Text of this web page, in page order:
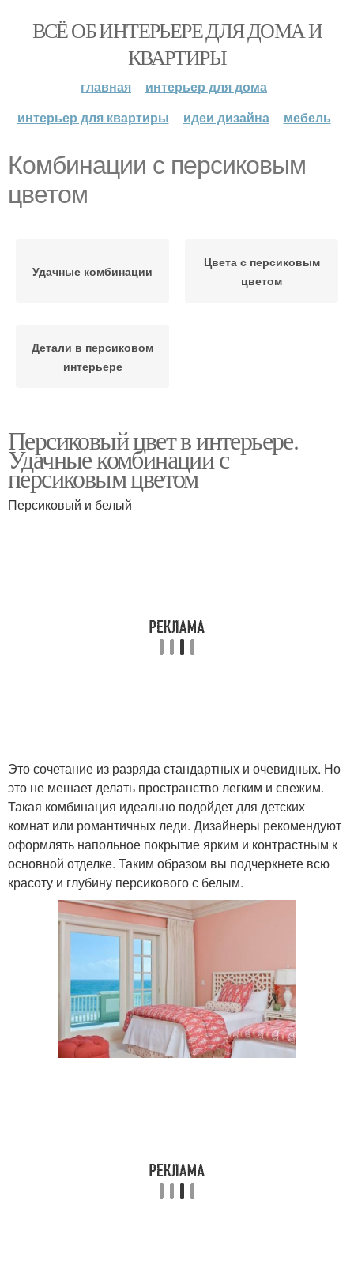
ВСЁ ОБ ИНТЕРЬЕРЕ ДЛЯ ДОМА И
КВАРТИРЫ
главная
интерьер для дома
интерьер для квартиры
идеи дизайна мебель
Комбинации с персиковым
цветом
Удачные комбинации
Цвета с персиковым
цветом
Детали в персиковом
интерьере
Персиковый цвет в интерьере.
Удачные комбинации с
персиковым цветом
Персиковый и белый
Это сочетание из разряда стандартных и очевидных. Но
это не мешает делать пространство легким и свежим.
Такая комбинация идеально подойдет для детских
комнат или романтичных леди. Дизайнеры рекомендуют
оформлять напольное покрытие ярким и контрастным к
основной отделке. Таким образом вы подчеркнете всю
красоту и глубину персикового с белым.